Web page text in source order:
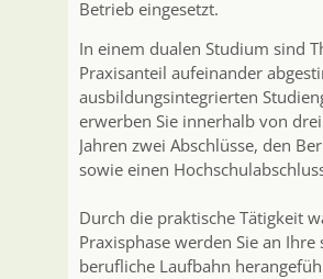
Betrieb eingesetzt.
In einem dualen Studium sind
Praxisanteil aufeinander
ausbildungsintegrierten
erwerben Sie innerhalb von
Jahren zwei Abschlüsse, den
sowie einen
Durch die praktische Tätigkeit
Praxisphase werden Sie an Ihre
berufliche Laufbahn